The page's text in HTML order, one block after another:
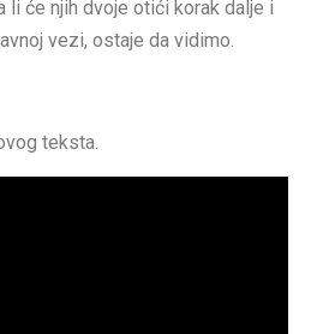
li će njih dvoje otići korak dalje i
vezi, ostaje da vidimo.
teksta.